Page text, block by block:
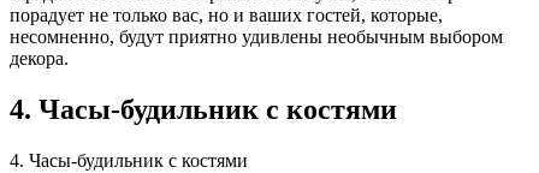
порадует не только вас, но и ваших гостей, которые,
несомненно, будут приятно удивлены необычным выбором
декора.
4. Часы-будильник с костями
4. Часы-будильник с костями